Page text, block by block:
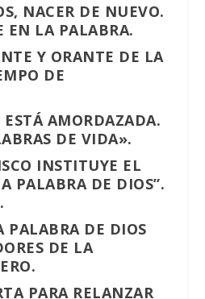
NACER DE NUEVO.
EN LA PALABRA.
Y ORANTE DE LA
DE
AMORDAZADA.
DE VIDA».
INSTITUYE EL
PALABRA DE DIOS”.
PALABRA DE DIOS
DE LA
PARA RELANZAR